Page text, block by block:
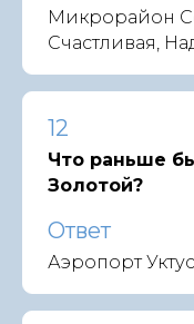
Микрорайон
Счастливая,
12
Что раньше
Золотой?
Ответ
Аэропорт Уктус